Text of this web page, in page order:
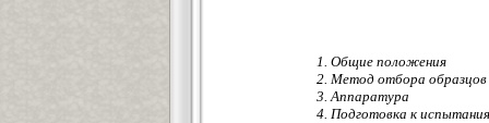
1. Общие положения
2. Метод отбора образцов
3. Аппаратура
4. Подготовка к